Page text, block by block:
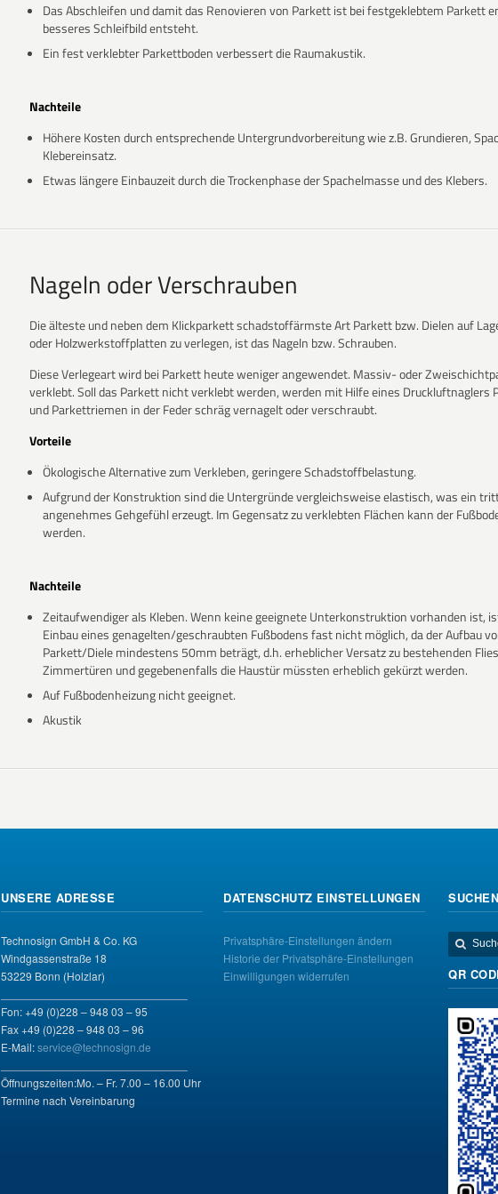
Das Abschleifen und damit das Renovieren von Parkett ist bei festgeklebtem Parkett
besseres Schleifbild entsteht.
Ein fest verklebter Parkettboden verbessert die Raumakustik.
Nachteile
Höhere Kosten durch entsprechende Untergrundvorbereitung wie z.B. Grundieren,
Klebereinsatz.
Etwas längere Einbauzeit durch die Trockenphase der Spachelmasse und des Klebers.
Nageln oder Verschrauben
Die älteste und neben dem Klickparkett schadstoffärmste Art Parkett bzw. Dielen auf
oder Holzwerkstoffplatten zu verlegen, ist das Nageln bzw. Schrauben.
Diese Verlegeart wird bei Parkett heute weniger angewendet. Massiv- oder
verklebt. Soll das Parkett nicht verklebt werden, werden mit Hilfe eines Druckluftnaglers
und Parkettriemen in der Feder schräg vernagelt oder verschraubt.
Vorteile
Ökologische Alternative zum Verkleben, geringere Schadstoffbelastung.
Aufgrund der Konstruktion sind die Untergründe vergleichsweise elastisch, was ein
angenehmes Gehgefühl erzeugt. Im Gegensatz zu verklebten Flächen kann der
werden.
Nachteile
Zeitaufwendiger als Kleben. Wenn keine geeignete Unterkonstruktion vorhanden ist,
Einbau eines genagelten/geschraubten Fußbodens fast nicht möglich, da der Aufbau
Parkett/Diele mindestens 50mm beträgt, d.h. erheblicher Versatz zu bestehenden
Zimmertüren und gegebenenfalls die Haustür müssten erheblich gekürzt werden.
Auf Fußbodenheizung nicht geeignet.
Akustik
UNSERE ADRESSE
Technosign GmbH & Co. KG
Windgassenstraße 18
53229 Bonn (Holzlar)
Fon: +49 (0)228 – 948 03 – 95
Fax +49 (0)228 – 948 03 – 96
E-Mail:service@technosign.de
Öffnungszeiten:Mo. – Fr. 7.00 – 16.00 Uhr
Termine nach Vereinbarung
DATENSCHUTZ EINSTELLUNGEN
Privatsphäre-Einstellungen ändern
Historie der Privatsphäre-Einstellungen
Einwilligungen widerrufen
SUCHEN
QR